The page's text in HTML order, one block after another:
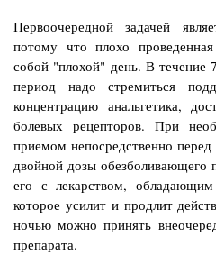
Первоочередной задачей
потому что плохо
собой "плохой" день. В течение
период надо стремиться
концентрацию анальгетика,
болевых рецепторов. При
приемом непосредственно
двойной дозы обезболивающего
его с лекарством,
которое усилит и продлит
ночью можно принять
препарата.